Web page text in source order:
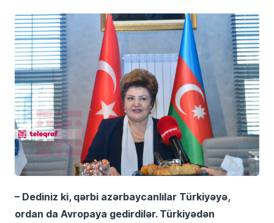
– Dediniz ki, qərbi azərbaycanlılar Türkiyəyə,
ordan da Avropaya gedirdilər. Türkiyədən